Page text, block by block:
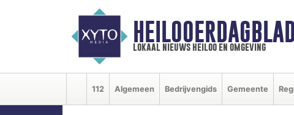
lokaal nieuws heiloo en omgeving
112 Algemeen Bedrijvengids Gemeente